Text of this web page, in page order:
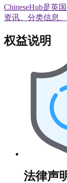
ChineseHub是英
资讯、分类信息
权益说明
法律声